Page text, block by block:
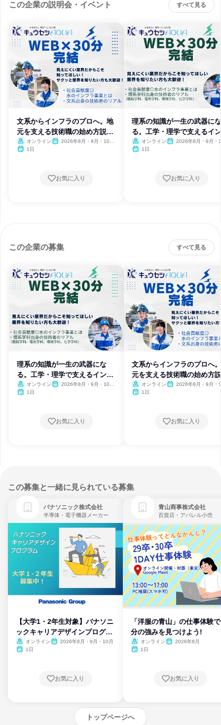
この企業の説明会・イベント すべて見る
文系からインフラのプロへ。地
元を支える技術職の始め方説明
会
オンライン
2026年8月・9月・10
1日
お気に入り
理系の知識が一生の武器にな
る。工学・理学で支えるイ
ラ技術オンライン
2026年8月・9月・
1日
お気に入り
この企業の募集 すべて見る
理系の知識が一生の武器にな
る。工学・理学で支えるインフ
ラ技術オンライン
2026年8月・9月・10
1日
お気に入り
文系からインフラのプロへ
元を支える技術職の始め方
会
オンライン
2026年8月・9月・
1日
お気に入り
この募集と一緒に見られている募集
パナソニック株式会社
半導体・電子機器メーカー
【大学1・2年生対象】パナソニ
ックキャリアデザインプログラ
ム
オンライン
2026年8月・9月・10月
1日
お気に入り
青山商事株式会社
百貨店・アパレル小売
「洋服の青山」の仕事体験
分の強みを見つけよう!
オンライン
2026年8月
1日
お気に入り
トップページへ